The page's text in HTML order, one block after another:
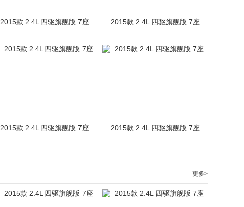
2015款 2.4L 四驱旗舰版 7座 2015款 2.4L 四驱旗舰版 7座
2015款 2.4L 四驱旗舰版 7座 2015款 2.4L 四驱旗舰版 7座
更多>